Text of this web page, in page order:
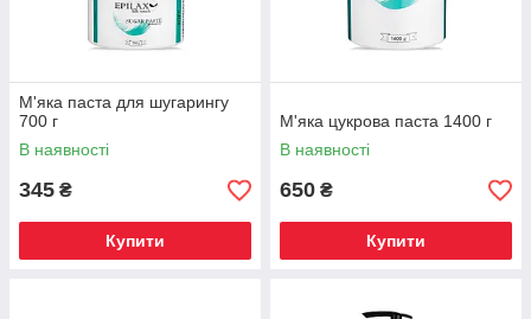
інструментів для депіляції
догляду до і після процедури
М'яка паста для шугарингу
700 г
В наявності
345 ₴
Купити
М'яка цукрова паста 1400 г
В наявності
650 ₴
Купити